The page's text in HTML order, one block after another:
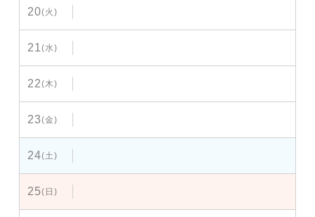
20(火)
21(水)
22(木)
23(金)
24(土)
25(日)